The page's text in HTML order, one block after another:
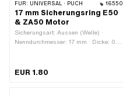
FÜR: UNIVERSAL · PUCH 16550
17 mm Sicherungsring E50
& ZA50 Motor
Sicherungsart: Aussen (Welle) ·
Nenndurchmesser: 17 mm · Dicke: 0.9
Oberfläche: gasnitriert · Ø innen: 15.6
EUR 1.80